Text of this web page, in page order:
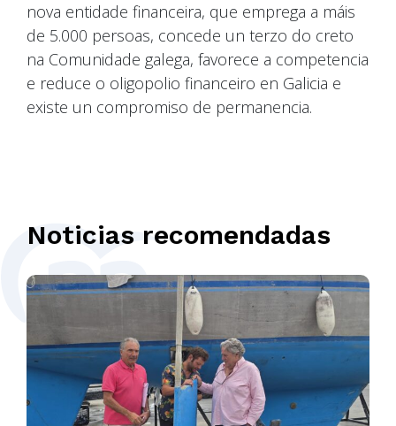
nova entidade financeira, que emprega a máis
de 5.000 persoas, concede un terzo do creto
na Comunidade galega, favorece a competencia
e reduce o oligopolio financeiro en Galicia e
existe un compromiso de permanencia.
Noticias recomendadas